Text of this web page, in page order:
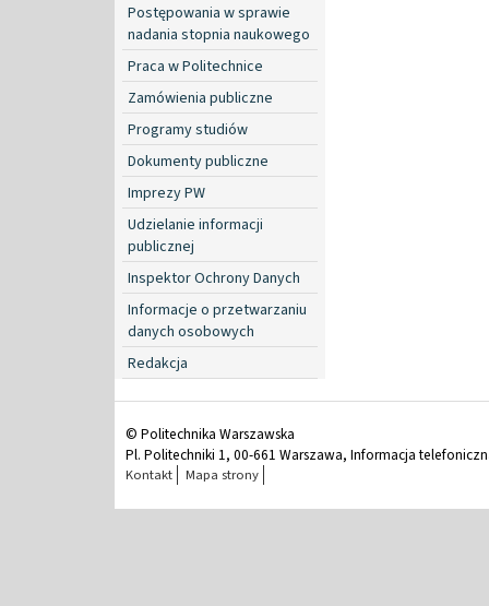
Postępowania w sprawie
nadania stopnia naukowego
Praca w Politechnice
Zamówienia publiczne
Programy studiów
Dokumenty publiczne
Imprezy PW
Udzielanie informacji
publicznej
Inspektor Ochrony Danych
Informacje o przetwarzaniu
danych osobowych
Redakcja
© Politechnika Warszawska
Pl. Politechniki 1, 00-661 Warszawa, Informacja
Kontakt Mapa strony